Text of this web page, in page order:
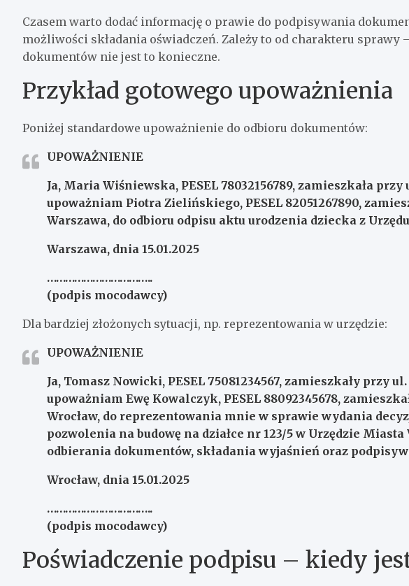
Czasem warto dodać informację o prawie do podpisywania
możliwości składania oświadczeń. Zależy to od charakteru sprawy
dokumentów nie jest to konieczne.
Przykład gotowego upoważnienia
Poniżej standardowe upoważnienie do odbioru dokumentów:
UPOWAŻNIENIE
Ja, Maria Wiśniewska, PESEL 78032156789, zamieszkała przy
upoważniam Piotra Zielińskiego, PESEL 82051267890,
Warszawa, do odbioru odpisu aktu urodzenia dziecka z
Warszawa, dnia 15.01.2025
……………………………..
(podpis mocodawcy)
Dla bardziej złożonych sytuacji, np. reprezentowania w urzędzie:
UPOWAŻNIENIE
Ja, Tomasz Nowicki, PESEL 75081234567, zamieszkały przy
upoważniam Ewę Kowalczyk, PESEL 88092345678,
Wrocław, do reprezentowania mnie w sprawie wydania
pozwolenia na budowę na działce nr 123/5 w Urzędzie Miasta
odbierania dokumentów, składania wyjaśnień oraz
Wrocław, dnia 15.01.2025
……………………………..
(podpis mocodawcy)
Poświadczenie podpisu – kiedy